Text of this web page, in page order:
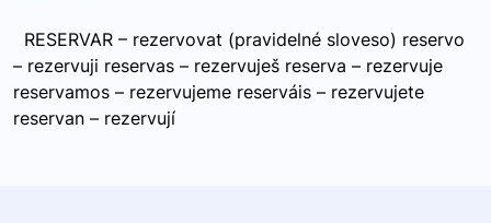
RESERVAR – rezervovat (pravidelné sloveso) reservo
– rezervuji reservas – rezervuješ reserva – rezervuje
reservamos – rezervujeme reserváis – rezervujete
reservan – rezervují